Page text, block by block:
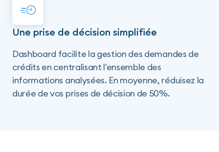
Une prise de décision simplifiée
Dashboard facilite la gestion des demandes de
crédits en centralisant l'ensemble des
informations analysées. En moyenne, réduisez la
durée de vos prises de décision de 50%.